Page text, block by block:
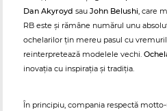
Dan Akyroyd sau John Belushi, care
RB este și rămâne numărul unu
ochelarilor țin mereu pasul cu
reinterpretează modelele vechi.
inovația cu inspirația și tradiția.
În principiu, compania respectă